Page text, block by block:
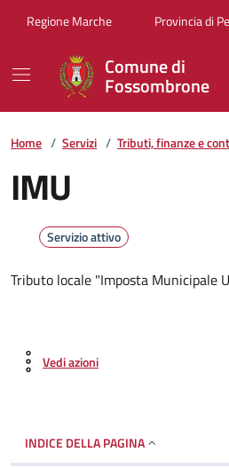
Regione Marche Provincia di
Comune di
Fossombrone
Home / Servizi / Tributi, finanze e
IMU
Servizio attivo
Tributo locale "Imposta Municipale
Vedi azioni
INDICE DELLA PAGINA